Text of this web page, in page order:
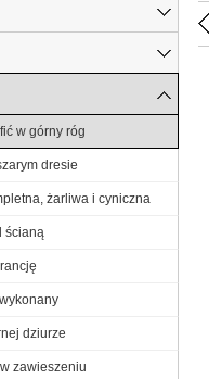
w górny róg
dresie
żarliwa i cyniczna
ścianą
dziurze
zawieszeniu